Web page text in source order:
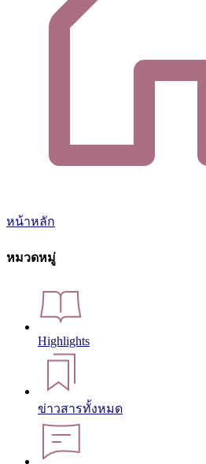
หน้าหลัก
หมวดหมู่
Highlights
ข่าวสารทั้งหมด